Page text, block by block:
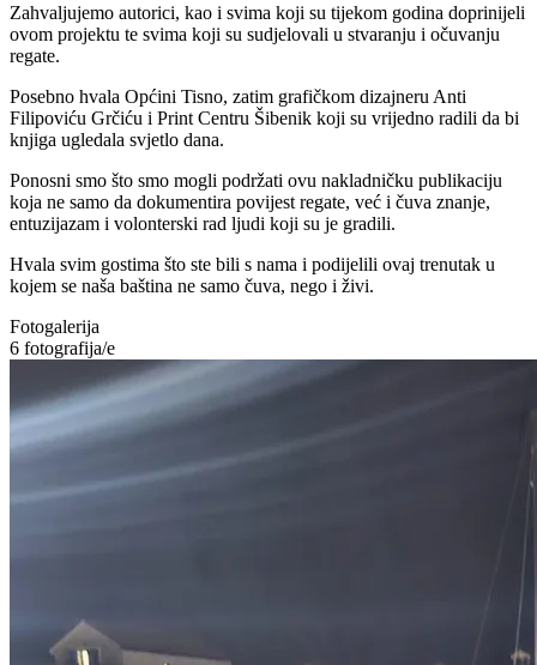
Zahvaljujemo autorici, kao i svima koji su tijekom godina doprinijeli
ovom projektu te svima koji su sudjelovali u stvaranju i očuvanju
regate.
Posebno hvala Općini Tisno, zatim grafičkom dizajneru Anti
Filipoviću Grčiću i Print Centru Šibenik koji su vrijedno radili da bi
knjiga ugledala svjetlo dana.
Ponosni smo što smo mogli podržati ovu nakladničku publikaciju
koja ne samo da dokumentira povijest regate, već i čuva znanje,
entuzijazam i volonterski rad ljudi koji su je gradili.
Hvala svim gostima što ste bili s nama i podijelili ovaj trenutak u
kojem se naša baština ne samo čuva, nego i živi.
Fotogalerija
6 fotografija/e